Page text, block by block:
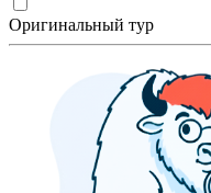
Оригинальный тур